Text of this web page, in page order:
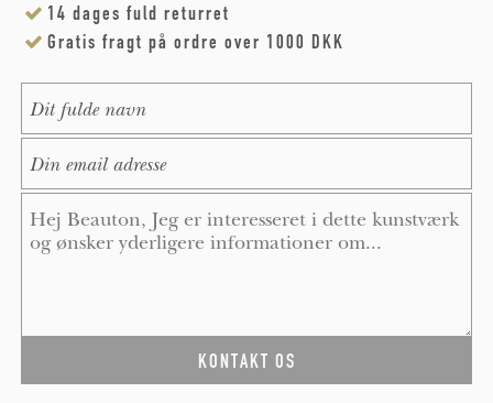
14 dages fuld returret
Gratis fragt på ordre over 1000 DKK